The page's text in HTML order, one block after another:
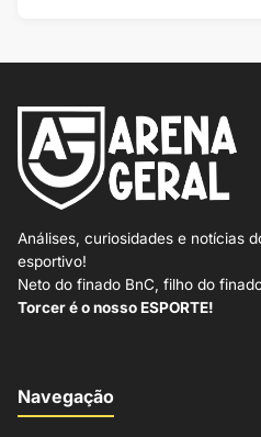
Análises, curiosidades e notícias
esportivo!
Neto do finado BnC, filho do
Torcer é o nosso ESPORTE!
Navegação